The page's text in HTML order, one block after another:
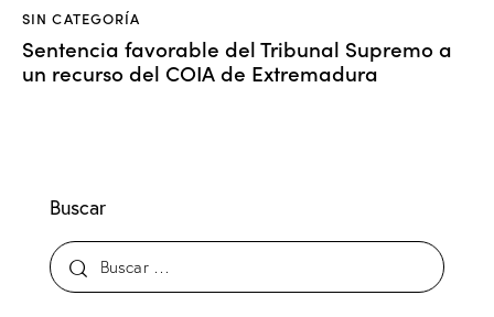
SIN CATEGORÍA
Sentencia favorable del Tribunal Supremo a
un recurso del COIA de Extremadura
Buscar